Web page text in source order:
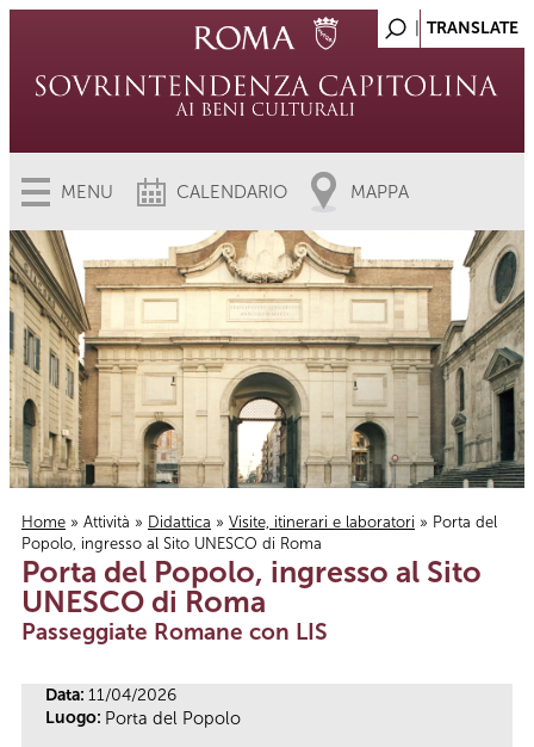
MENU CALENDARIO MAPPA
Tu sei qui
Home » Attività » Didattica » Visite, itinerari e laboratori » Porta del
Popolo, ingresso al Sito UNESCO di Roma
Porta del Popolo, ingresso al Sito
UNESCO di Roma
Passeggiate Romane con LIS
Data: 11/04/2026
Luogo: Porta del Popolo